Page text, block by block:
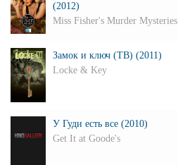
(2012)
Miss Fisher's Murder Mysteries
Замок и ключ (ТВ) (2011)
Locke & Key
У Гуди есть все (2010)
Get It at Goode's